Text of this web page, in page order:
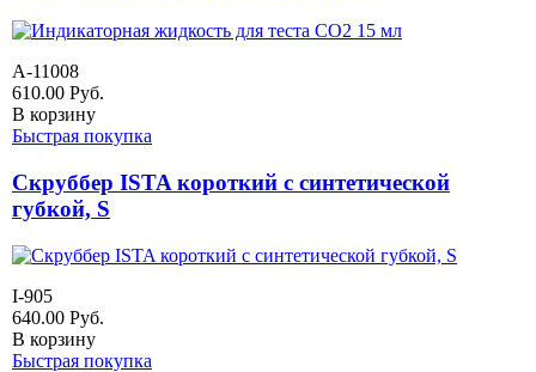
A-11008
610.00 Руб.
В корзину
Быстрая покупка
Скруббер ISTA короткий с синтетической
губкой, S
I-905
640.00 Руб.
В корзину
Быстрая покупка